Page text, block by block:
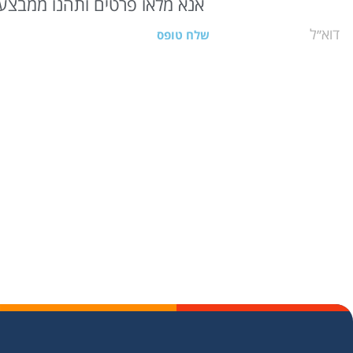
שלח טופס